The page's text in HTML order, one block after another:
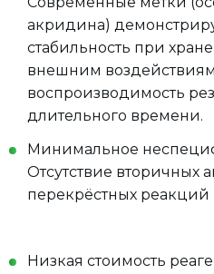
акридина)
стабильность при
внешним
воспроизводимость
длительного времени.
Минимальное
Отсутствие вторичных
перекрёстных реакций
Низкая стоимость